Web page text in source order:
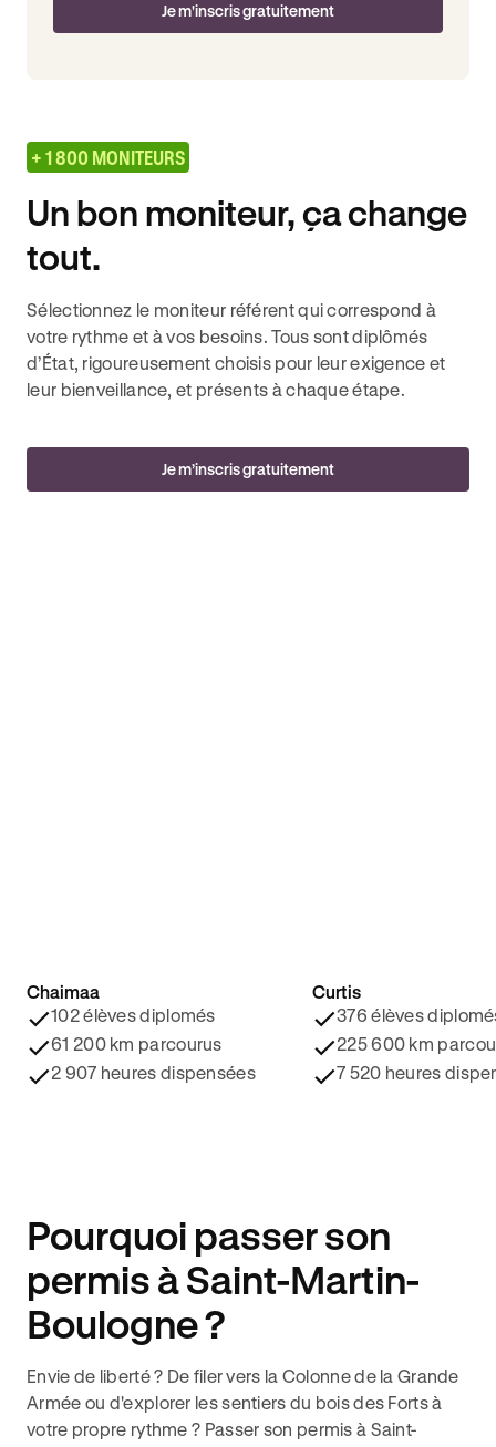
Je m'inscris gratuitement
+ 1 800 MONITEURS
Un bon moniteur, ça change
tout.
Sélectionnez le moniteur référent qui correspond à
votre rythme et à vos besoins. Tous sont diplômés
d’État, rigoureusement choisis pour leur exigence et
leur bienveillance, et présents à chaque étape.
Je m’inscris gratuitement
4.8/5 ⭐️
Chaimaa
102 élèves diplomés
61 200 km parcourus
2 907 heures dispensées
4.9/5 ⭐️
Curtis
376 élèves
225 600 km
7 520 heures
Pourquoi passer son
permis à Saint-Martin-
Boulogne ?
Envie de liberté ? De filer vers la Colonne de la Grande
Armée ou d'explorer les sentiers du bois des Forts à
votre propre rythme ? Passer son permis à Saint-